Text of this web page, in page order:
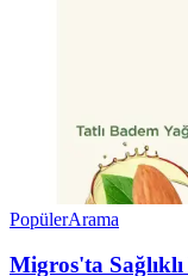
PopülerArama
Migros'ta